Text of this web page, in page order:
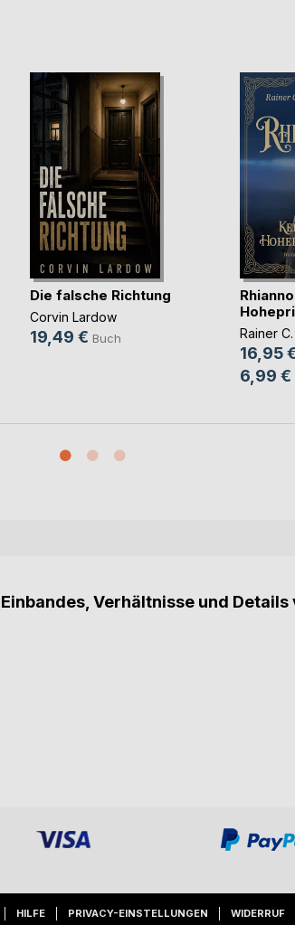
Die falsche Richtung
Corvin Lardow
19,49 € Buch Rainer
16,95
6,99 €
Verhältnisse und
HILFE PRIVACY-EINSTELLUNGEN WIDERRUF